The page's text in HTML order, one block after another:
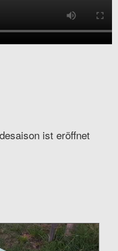
ist eröffnet